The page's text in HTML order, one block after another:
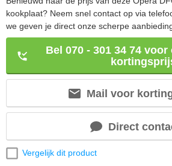
kookplaat? Neem snel contact op via
we geven je direct onze scherpe
Bel 070 - 301 34 74
Mail voor
Direct
Vergelijk dit product